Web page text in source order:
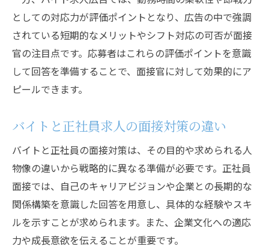
としての対応力が評価ポイントとなり、広告の中で強調
されている短期的なメリットやシフト対応の可否が面接
官の注目点です。応募者はこれらの評価ポイントを意識
して回答を準備することで、面接官に対して効果的にア
ピールできます。
バイトと正社員求人の面接対策の違い
バイトと正社員の面接対策は、その目的や求められる人
物像の違いから戦略的に異なる準備が必要です。正社員
面接では、自己のキャリアビジョンや企業との長期的な
関係構築を意識した回答を用意し、具体的な経験やスキ
ルを示すことが求められます。また、企業文化への適応
力や成長意欲を伝えることが重要です。